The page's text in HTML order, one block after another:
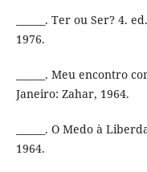
______. Ter ou Ser? 4.
1976.
______. Meu encontro
Janeiro: Zahar, 1964.
______. O Medo à
1964.